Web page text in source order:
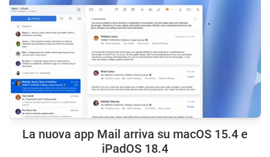
La nuova app Mail arriva su macOS 15.4 e
iPadOS 18.4